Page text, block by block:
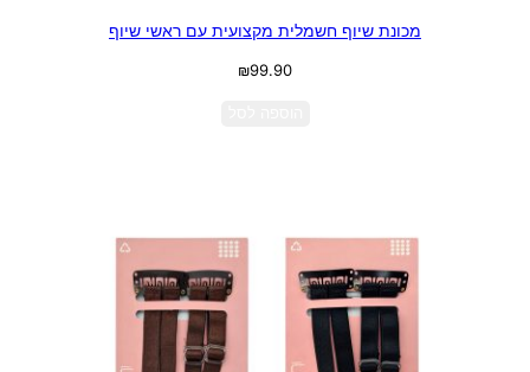
מכונת שיוף חשמלית מקצועית עם ראשי שיוף
₪99.90